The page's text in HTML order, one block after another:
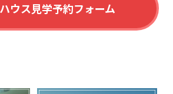
ウス見学予約フォーム